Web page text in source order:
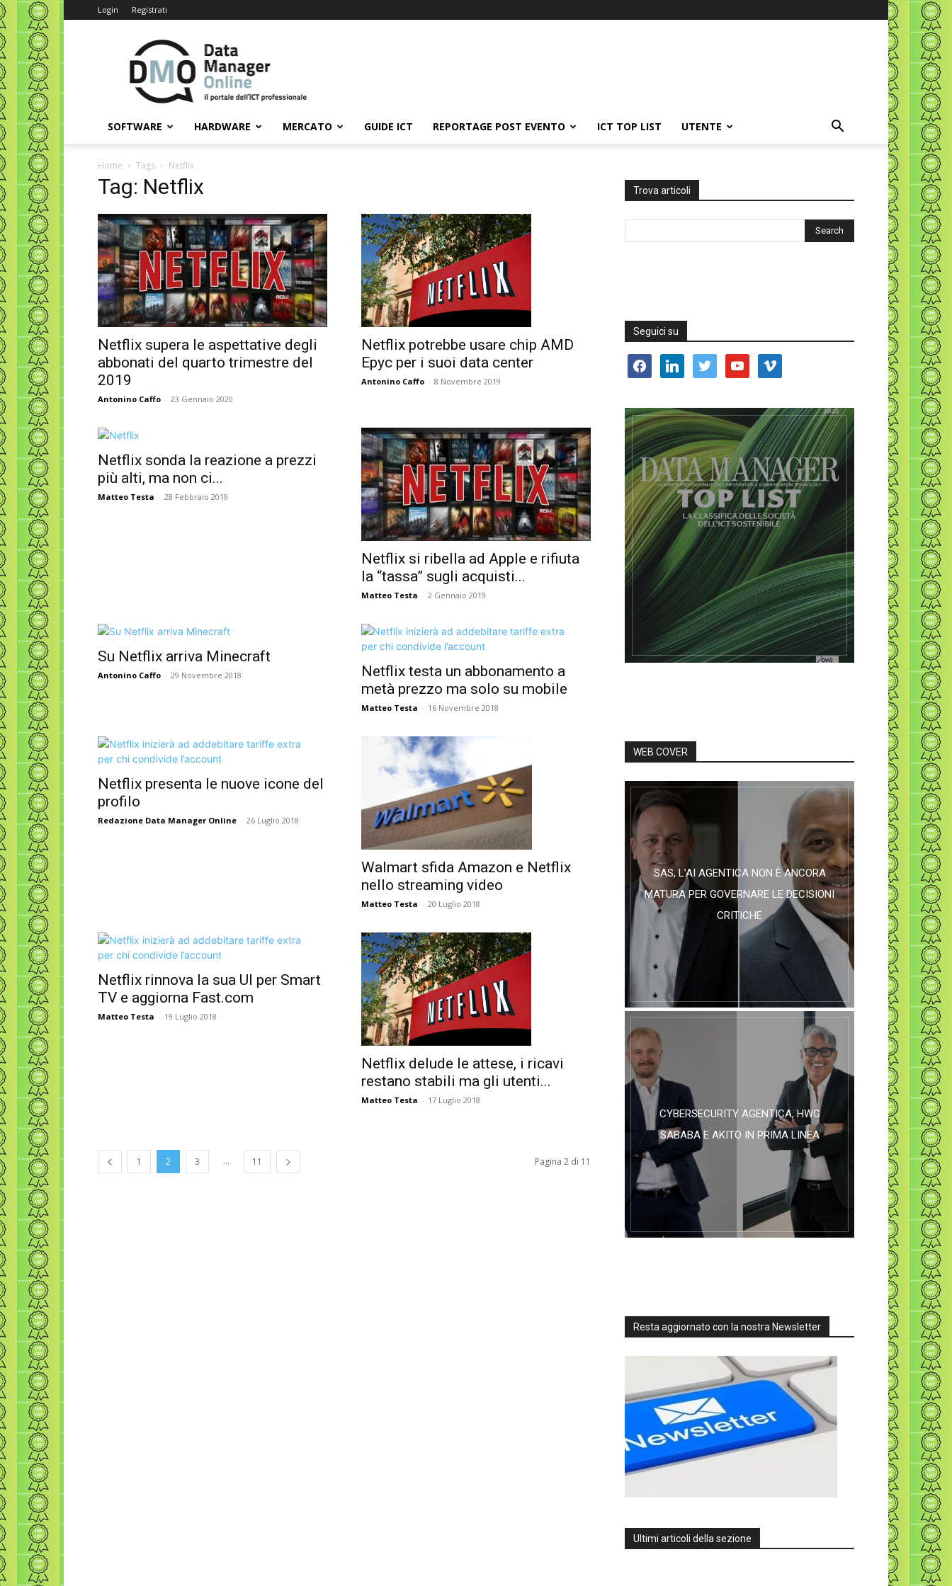
Login Registrati
Data
Manager
Online
SOFTWARE HARDWARE MERCATO GUIDE ICT REPORTAGE POST EVENTO ICT TOP LIST UTENTE
Home Tags Netflix
Tag: Netflix
Netflix supera le aspettative degli
abbonati del quarto trimestre del
2019
Antonino Caffo - 23 Gennaio 2020
Netflix potrebbe usare chip AMD
Epyc per i suoi data center
Antonino Caffo - 8 Novembre 2019
Netflix sonda la reazione a prezzi
più alti, ma non ci...
Matteo Testa - 28 Febbraio 2019
Netflix si ribella ad Apple e rifiuta
la “tassa” sugli acquisti...
Matteo Testa - 2 Gennaio 2019
Su Netflix arriva Minecraft
Antonino Caffo - 29 Novembre 2018
Netflix testa un abbonamento a
metà prezzo ma solo su mobile
Matteo Testa - 16 Novembre 2018
Netflix presenta le nuove icone del
profilo
Redazione Data Manager Online - 26 Luglio 2018
Walmart sfida Amazon e Netflix
nello streaming video
Matteo Testa - 20 Luglio 2018
Netflix rinnova la sua UI per Smart
TV e aggiorna Fast.com
Matteo Testa - 19 Luglio 2018
Netflix delude le attese, i ricavi
restano stabili ma gli utenti...
Matteo Testa - 17 Luglio 2018
1 2 3 ... 11 Pagina 2 di 11
Trova articoli
Seguici su
facebooklinkedin twitter youtube vimeo
WEB COVER
SAS, L’AI AGENTICA NON È ANCORA
MATURA PER GOVERNARE LE DECISIONI
CRITICHE
CYBERSECURITY AGENTICA, HWG
SABABA E AKITO IN PRIMA LINEA
Resta aggiornato con la nostra Newsletter
Ultimi articoli della sezione